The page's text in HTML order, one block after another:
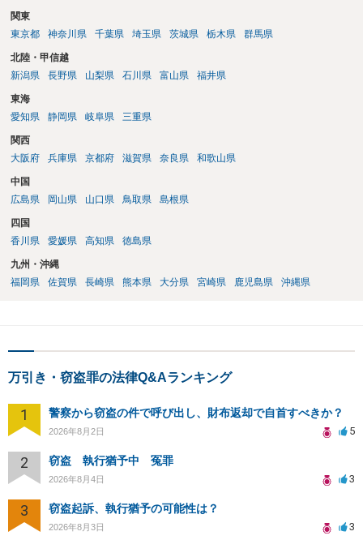
関東
東京都
神奈川県 千葉県 埼玉県 茨城県 栃木県 群馬県
北陸・甲信越
新潟県
長野県 山梨県 石川県 富山県 福井県
東海
愛知県
静岡県 岐阜県 三重県
関西
大阪府
兵庫県 京都府 滋賀県 奈良県 和歌山県
中国
広島県
岡山県 山口県 鳥取県 島根県
四国
香川県
愛媛県 高知県 徳島県
九州・沖縄
福岡県
佐賀県 長崎県 熊本県 大分県 宮崎県 鹿児島県 沖縄県
万引き・窃盗罪の法律Q&Aランキング
1 警察から窃盗の件で呼び出し、財布返却で自首すべきか？
2026年8月2日 5
2 窃盗 執行猶予中 冤罪
2026年8月4日 3
3 窃盗起訴、執行猶予の可能性は？
2026年8月3日 3